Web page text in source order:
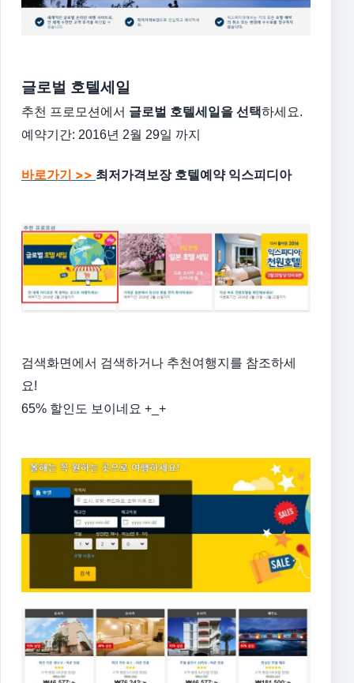
글로벌 호텔세일
추천 프로모션에서 글로벌 호텔세일을 선택하세요.
예약기간: 2016년 2월 29일 까지
바로가기 >> 최저가격보장 호텔예약 익스피디아
검색화면에서 검색하거나 추천여행지를 참조하세
요!
65% 할인도 보이네요 +_+